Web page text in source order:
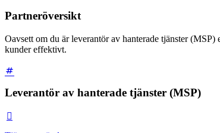
Partneröversikt
Oavsett om du är leverantör av hanterade tjänster
kunder effektivt.
Leverantör av hanterade tjänster (MSP)
